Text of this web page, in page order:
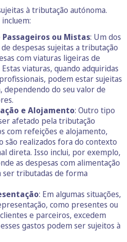
à tributação autónoma.
ou Mistas: Um dos
despesas sujeitas a tributação
com viaturas ligeiras de
viaturas, quando adquiridas
podem estar sujeitas
dependendo do seu valor de
e Alojamento: Outro tipo
afetado pela tributação
com refeições e alojamento,
são realizados fora do contexto
direta. Isso inclui, por exemplo,
as despesas com alimentação
tributadas de forma
: Em algumas situações,
como presentes ou
e parceiros, excedem
gastos podem ser sujeitos à